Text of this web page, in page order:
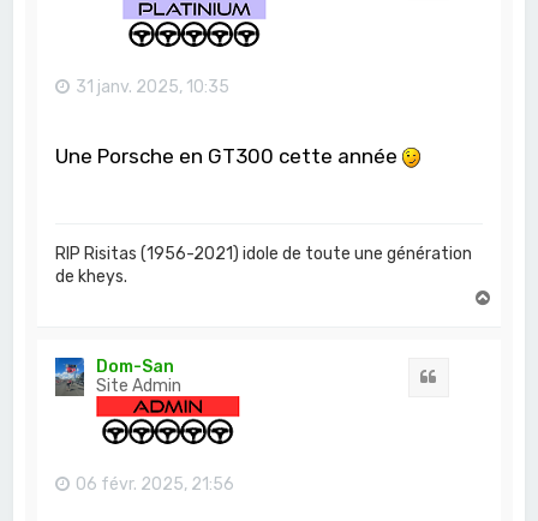
31 janv. 2025, 10:35
Une Porsche en GT300 cette année
RIP Risitas (1956-2021) idole de toute une génération
de kheys.
Dom-San
Site Admin
06 févr. 2025, 21:56